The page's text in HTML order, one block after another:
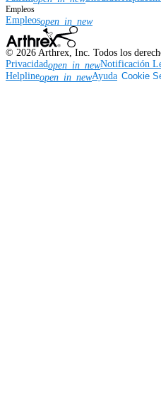
Empleos
Empleosopen_in_new
© 2026 Arthrex, Inc. Todos los
Privacidadopen_in_newNotificación
Helplineopen_in_newAyuda Cookie